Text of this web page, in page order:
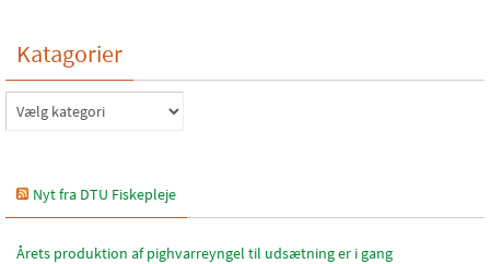
Katagorier
Katagorier
Nyt fra DTU Fiskepleje
Årets produktion af pighvarreyngel til udsætning er i gang